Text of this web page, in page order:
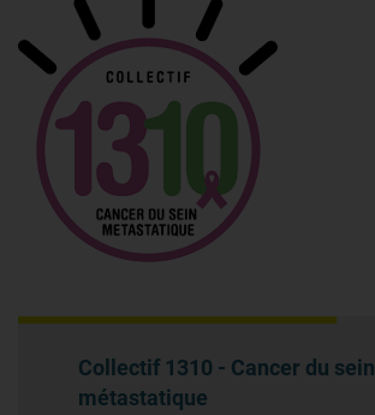
Collectif 1310 - Cancer du sein
métastatique